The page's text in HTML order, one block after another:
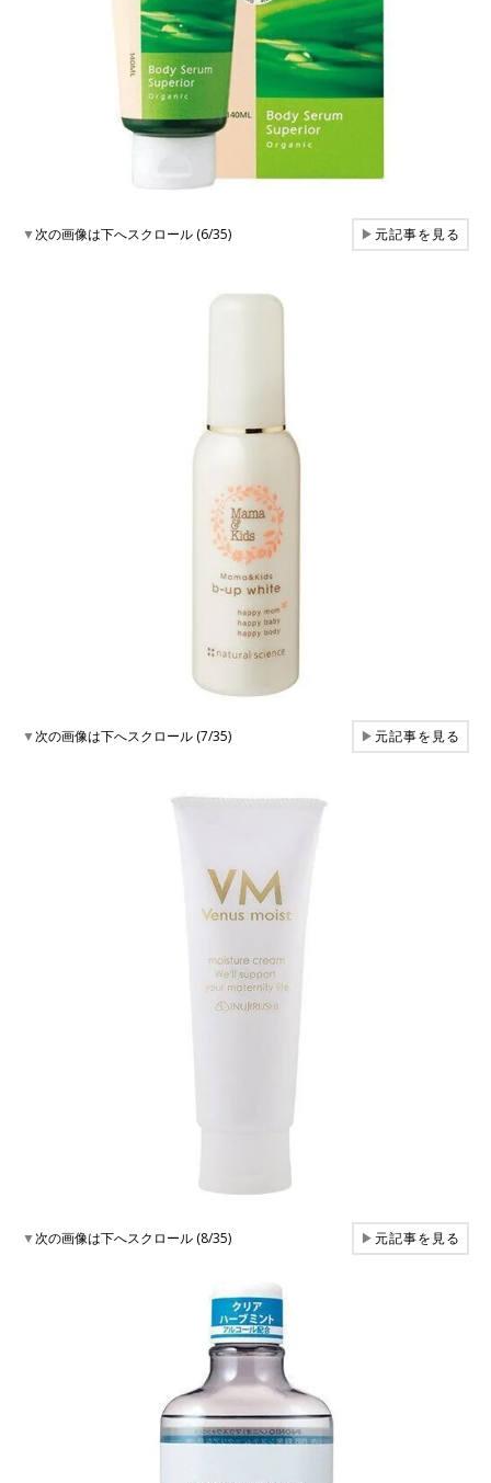
▼次の画像は下へスクロール (6/35) ▶元記事を見る
▼次の画像は下へスクロール (7/35) ▶元記事を見る
▼次の画像は下へスクロール (8/35) ▶元記事を見る